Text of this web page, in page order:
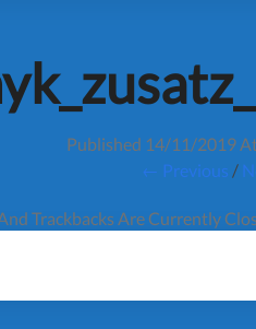
Published 14/11/2019
← Previous /
Trackbacks Are Currently